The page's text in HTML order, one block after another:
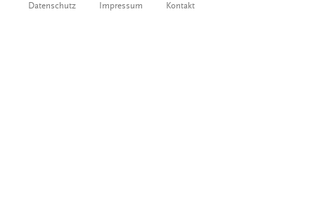
Datenschutz
Impressum Kontakt